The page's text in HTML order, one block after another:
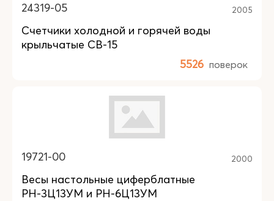
24319-05 2005
Счетчики холодной и горячей воды
крыльчатые СВ-15
5526 поверок
19721-00 2000
Весы настольные циферблатные
РН-3Ц13УМ и РН-6Ц13УМ